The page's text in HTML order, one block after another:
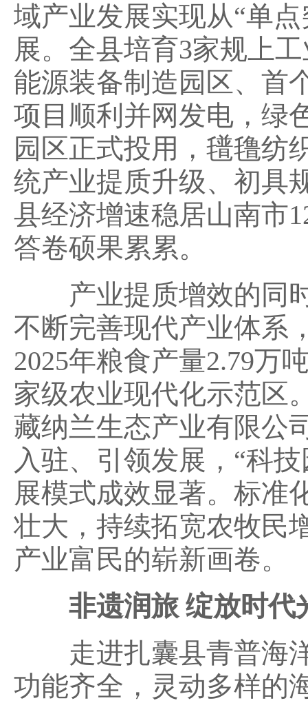
域产业发展实现从“单
展。全县培育3家规上
能源装备制造园区、首
项目顺利并网发电，绿
园区正式投用，氆氇纺
统产业提质升级、初具
县经济增速稳居山南市
答卷硕果累累。
产业提质增效的同时
不断完善现代产业体系
2025年粮食产量2.79万
家级农业现代化示范区
藏纳兰生态产业有限公
入驻、引领发展，“科
展模式成效显著。标准
壮大，持续拓宽农牧民
产业富民的崭新画卷。
非遗润旅 绽放时代
走进扎囊县青普海洋
功能齐全，灵动多样的